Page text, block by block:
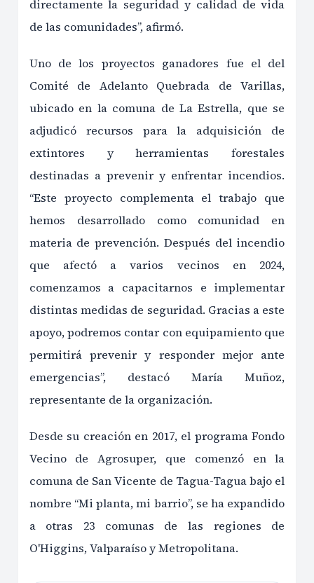
directamente la seguridad y calidad de vida
de las comunidades”, afirmó.
Uno de los proyectos ganadores fue el del
Comité de Adelanto Quebrada de Varillas,
ubicado en la comuna de La Estrella, que se
adjudicó recursos para la adquisición de
extintores y herramientas forestales
destinadas a prevenir y enfrentar incendios.
“Este proyecto complementa el trabajo que
hemos desarrollado como comunidad en
materia de prevención. Después del incendio
que afectó a varios vecinos en 2024,
comenzamos a capacitarnos e implementar
distintas medidas de seguridad. Gracias a este
apoyo, podremos contar con equipamiento que
permitirá prevenir y responder mejor ante
emergencias”, destacó María Muñoz,
representante de la organización.
Desde su creación en 2017, el programa Fondo
Vecino de Agrosuper, que comenzó en la
comuna de San Vicente de Tagua-Tagua bajo el
nombre “Mi planta, mi barrio”, se ha expandido
a otras 23 comunas de las regiones de
O'Higgins, Valparaíso y Metropolitana.